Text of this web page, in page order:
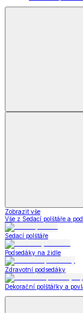
Zobrazit vše
Vše z Sedací polštáře a
Sedací polštáře
Podsedáky na židle
Zdravotní podsedáky
Dekorační polštářky a